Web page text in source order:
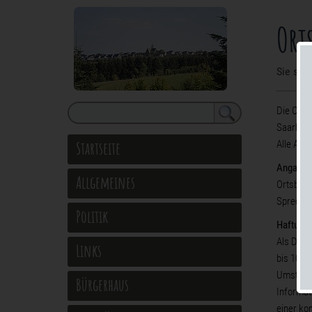
Sie
Die
Alle
Haftung
Als
bis 10
einer
Startseite
Allgemeines
Politik
Links
Bürgerhaus